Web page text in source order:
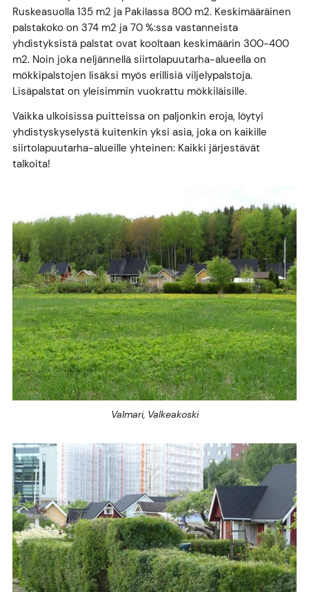
Ruskeasuolla 135 m2 ja Pakilassa 800 m2. Keskimääräinen
palstakoko on 374 m2 ja 70 %:ssa vastanneista
yhdistyksistä palstat ovat kooltaan keskimäärin 300-400
m2. Noin joka neljännellä siirtolapuutarha-alueella on
mökkipalstojen lisäksi myös erillisiä viljelypalstoja.
Lisäpalstat on yleisimmin vuokrattu mökkiläisille.
Vaikka ulkoisissa puitteissa on paljonkin eroja, löytyi
yhdistyskyselystä kuitenkin yksi asia, joka on kaikille
siirtolapuutarha-alueille yhteinen: Kaikki järjestävät
talkoita!
Valmari, Valkeakoski